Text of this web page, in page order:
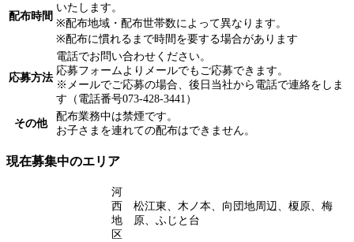
配布時間
いたします。
※配布地域・配布世帯数によって異なります。
※配布に慣れるまで時間を要する場合があります
応募方法
電話でお問い合わせください。
応募フォームよりメールでもご応募できます。
※メールでご応募の場合、後日当社から電話で連絡をしま
す（電話番号073-428-3441）
その他
配布業務中は禁煙です。
お子さまを連れての配布はできません。
現在募集中のエリア
河
西
地
区
松江東、木ノ本、向団地周辺、榎原、梅
原、ふじと台